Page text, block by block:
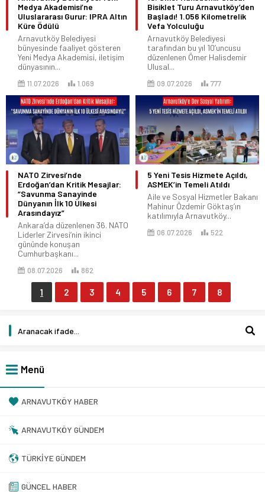
Medya Akademisi’ne
Uluslararası Gurur: IPRA Altın
Küre Ödülü
Arnavutköy Belediyesi
bünyesinde faaliyet gösteren
Yeni Medya Akademisi, iletişim
dünyasının...
11.07.2026 1.069
Bisiklet Turu Arnavutköy’den
Başladı! 1.056 Kilometrelik
Vefa Yolculuğu
Arnavutköy Belediyesi
tarafından bu yıl 10’uncusu
düzenlenen Ömer Halisdemir
Ulusal...
09.07.2026 777
NATO Zirvesi’nde
Erdoğan’dan Kritik Mesajlar:
“Savunma Sanayinde
Dünyanın İlk 10 Ülkesi
Arasındayız”
Ankara’da düzenlenen 36. NATO
Liderler Zirvesi’nin ikinci
gününde konuşan
Cumhurbaşkanı...
08.07.2026 862
5 Yeni Tesis Hizmete Açıldı,
ASMEK’in Temeli Atıldı
Aile ve Sosyal Hizmetler Bakanı
Mahinur Özdemir Göktaş’ın
katılımıyla Arnavutköy...
06.07.2026 522
1 2 3 4 5 6 7 8
Menü
ARNAVUTKÖY HABER
ARNAVUTKÖY GÜNDEM
TÜRKIYE GÜNDEM
GÜNCEL HABER